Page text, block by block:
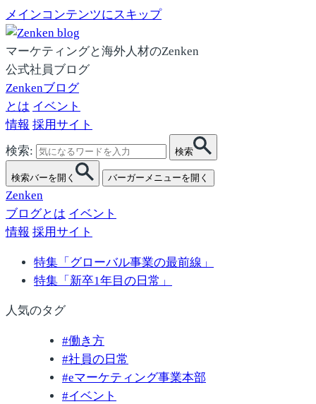
メインコンテンツにスキップ
マーケティングと海外人材のZenken
公式社員ブログ
Zenkenブログ
とは イベント
情報 採用サイト
検索:
検索
検索バーを開く バーガーメニューを開く
Zenken
ブログとは イベント
情報 採用サイト
特集「グローバル事業の最前線」
特集「新卒1年目の日常」
人気のタグ
#働き方
#社員の日常
#eマーケティング事業本部
#イベント